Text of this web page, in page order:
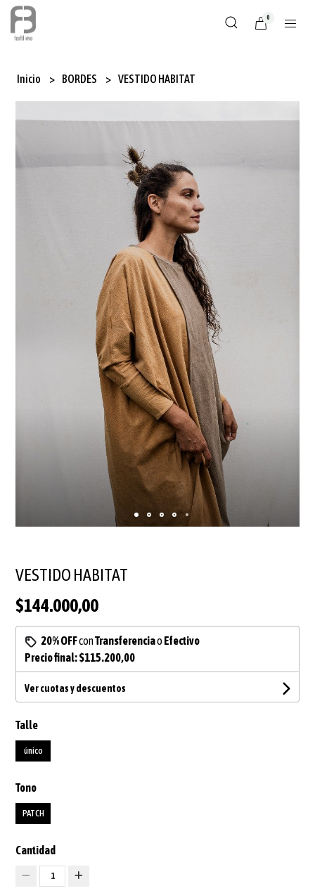
0
Inicio BORDES VESTIDO HABITAT
VESTIDO HABITAT
$144.000,00
20% OFFconTransferenciaoEfectivo
Precio final:$115.200,00
Ver cuotas y descuentos
Talle
único
Tono
PATCH
Cantidad
1